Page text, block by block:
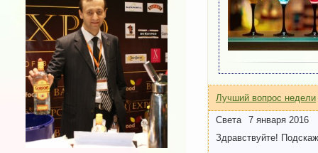
Лучший вопрос недели
Света
7 января 2016
Здравствуйте!